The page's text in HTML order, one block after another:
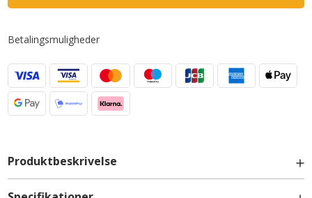
Betalingsmuligheder
Produktbeskrivelse